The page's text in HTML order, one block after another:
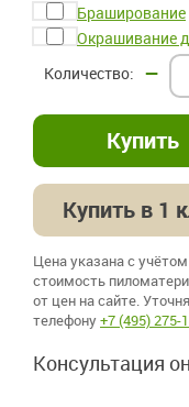
Браширование
Окрашивание
–
Купить в 1
Цена указана с
стоимость
от цен на сайте.
телефону+7 (495) 275-
Консультация